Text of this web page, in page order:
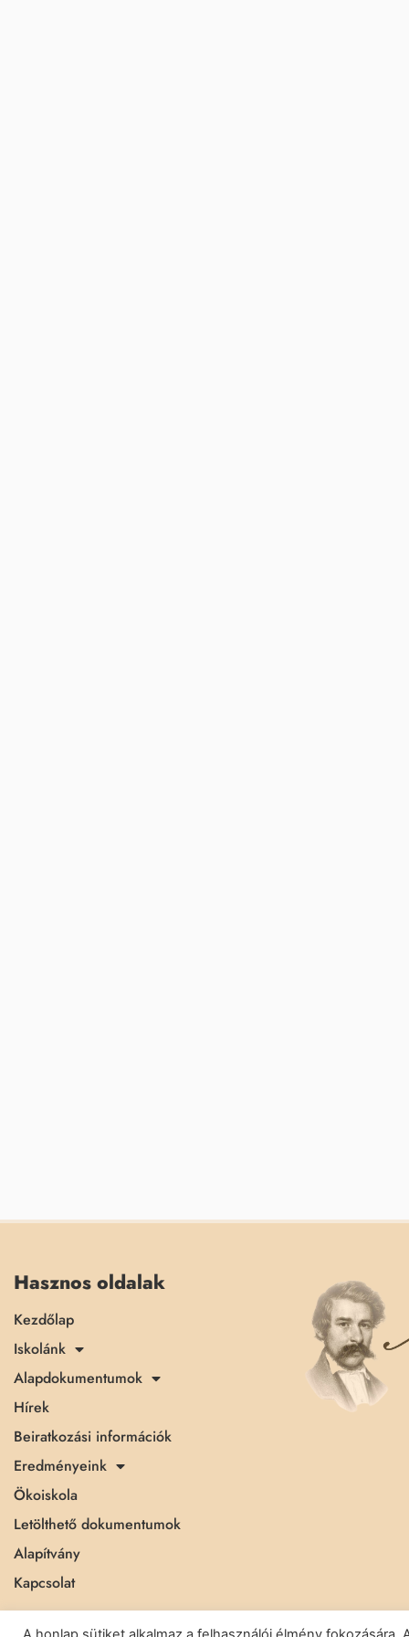
Hasznos oldalak
Kezdőlap
Iskolánk
Alapdokumentumok
Hírek
Beiratkozási információk
Eredményeink
Ökoiskola
Letölthető dokumentumok
Alapítvány
Kapcsolat